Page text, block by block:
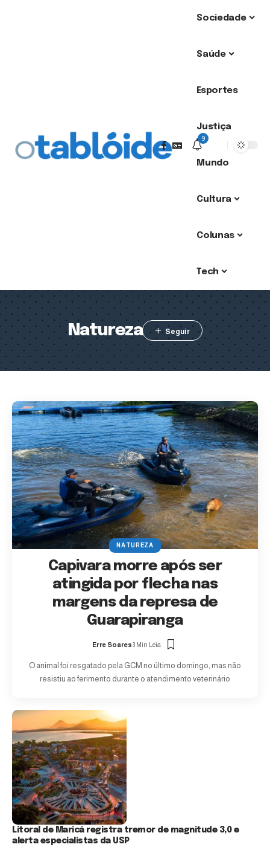
Sociedade
Saúde
Esportes
Justiça
Mundo
Cultura
Colunas
Tech
9
Natureza
NATUREZA
Capivara morre após ser
atingida por flecha nas
margens da represa de
Guarapiranga
Erre Soares3 Min Leia
O animal foi resgatado pela GCM no último domingo, mas não
resistiu ao ferimento durante o atendimento veterinário
Litoral de Maricá registra tremor de magnitude 3,0 e
alerta especialistas da USP